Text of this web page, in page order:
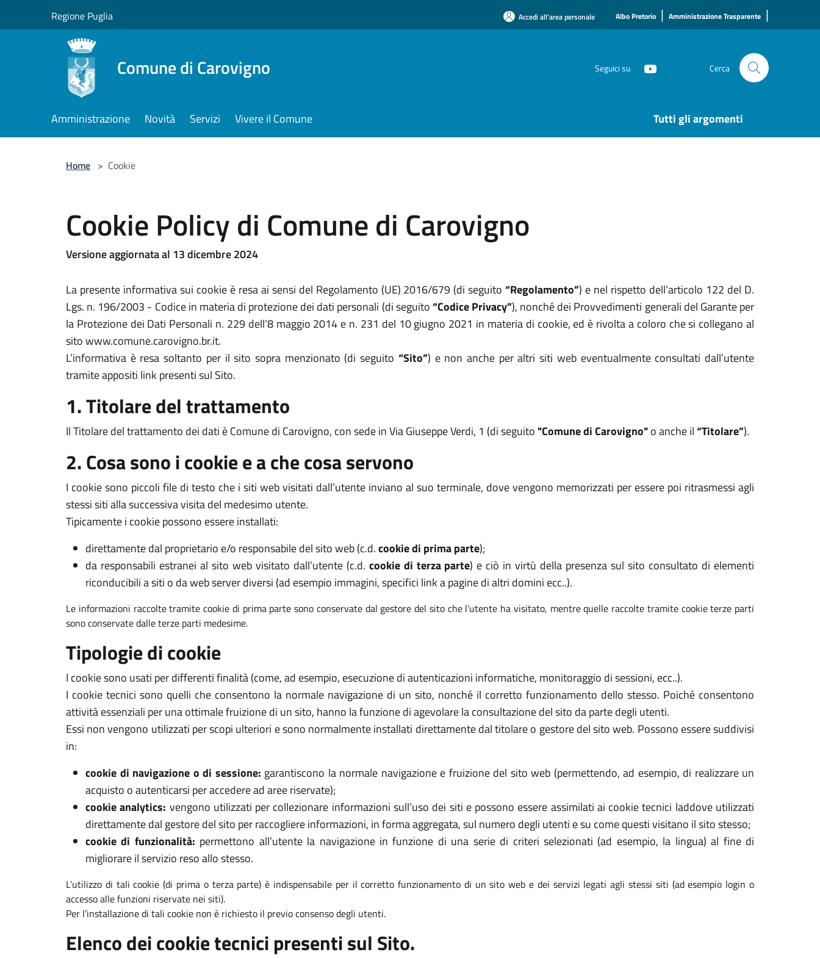
Regione Puglia Accedi all'area personale Albo Pretorio | Amministrazione Trasparente |
Comune di Carovigno Seguici su Cerca
Amministrazione Novità Servizi Vivere il Comune Tutti gli argomenti
Home > Cookie
Cookie Policy di Comune di Carovigno
Versione aggiornata al 13 dicembre 2024
La presente informativa sui cookie è resa ai sensi del Regolamento (UE) 2016/679 (di seguito“Regolamento”) e nel rispetto dell’articolo 122 del D.
Lgs. n. 196/2003 - Codice in materia di protezione dei dati personali (di seguito“Codice Privacy”), nonché dei Provvedimenti generali del Garante per
la Protezione dei Dati Personali n. 229 dell’8 maggio 2014 e n. 231 del 10 giugno 2021 in materia di cookie, ed è rivolta a coloro che si collegano al
sito www.comune.carovigno.br.it.
L’informativa è resa soltanto per il sito sopra menzionato (di seguito “Sito”) e non anche per altri siti web eventualmente consultati dall’utente
tramite appositi link presenti sul Sito.
1. Titolare del trattamento
Il Titolare del trattamento dei dati è Comune di Carovigno, con sede in Via Giuseppe Verdi, 1 (di seguito "Comune di Carovigno"o anche il“Titolare”).
2. Cosa sono i cookie e a che cosa servono
I cookie sono piccoli file di testo che i siti web visitati dall’utente inviano al suo terminale, dove vengono memorizzati per essere poi ritrasmessi agli
stessi siti alla successiva visita del medesimo utente.
Tipicamente i cookie possono essere installati:
direttamente dal proprietario e/o responsabile del sito web (c.d.cookie di prima parte);
da responsabili estranei al sito web visitato dall’utente (c.d. cookie di terza parte) e ciò in virtù della presenza sul sito consultato di elementi
riconducibili a siti o da web server diversi (ad esempio immagini, specifici link a pagine di altri domini ecc..).
Le informazioni raccolte tramite cookie di prima parte sono conservate dal gestore del sito che l’utente ha visitato, mentre quelle raccolte tramite cookie terze parti
sono conservate dalle terze parti medesime.
Tipologie di cookie
I cookie sono usati per differenti finalità (come, ad esempio, esecuzione di autenticazioni informatiche, monitoraggio di sessioni, ecc..).
I cookie tecnici sono quelli che consentono la normale navigazione di un sito, nonché il corretto funzionamento dello stesso. Poiché consentono
attività essenziali per una ottimale fruizione di un sito, hanno la funzione di agevolare la consultazione del sito da parte degli utenti.
Essi non vengono utilizzati per scopi ulteriori e sono normalmente installati direttamente dal titolare o gestore del sito web. Possono essere suddivisi
in:
cookie di navigazione o di sessione: garantiscono la normale navigazione e fruizione del sito web (permettendo, ad esempio, di realizzare un
acquisto o autenticarsi per accedere ad aree riservate);
cookie analytics: vengono utilizzati per collezionare informazioni sull’uso dei siti e possono essere assimilati ai cookie tecnici laddove utilizzati
direttamente dal gestore del sito per raccogliere informazioni, in forma aggregata, sul numero degli utenti e su come questi visitano il sito stesso;
cookie di funzionalità: permettono all’utente la navigazione in funzione di una serie di criteri selezionati (ad esempio, la lingua) al fine di
migliorare il servizio reso allo stesso.
L’utilizzo di tali cookie (di prima o terza parte) è indispensabile per il corretto funzionamento di un sito web e dei servizi legati agli stessi siti (ad esempio login o
accesso alle funzioni riservate nei siti).
Per l’installazione di tali cookie non è richiesto il previo consenso degli utenti.
Elenco dei cookie tecnici presenti sul Sito.